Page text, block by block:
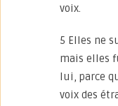
voix.
5 Elles ne
mais elles
lui, parce
voix des